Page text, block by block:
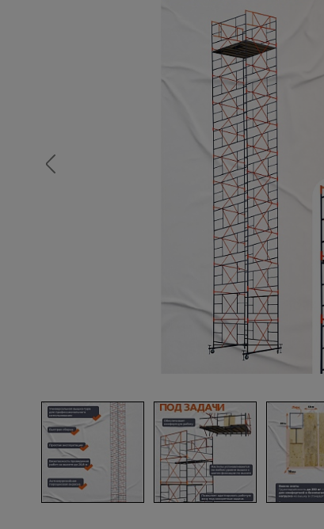
Фанера ламинированная
Вибротехника для
Оборудование для работы
Оборудование для
Техника для склада
Тачки строительные и
Лестницы и стремянки
Штукатурные комплекты
Сварочные аппараты
Тепловые пушки
Металл и